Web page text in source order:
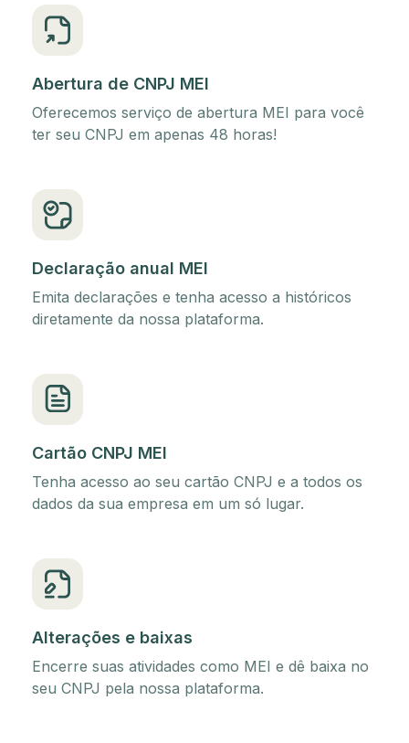
Abertura de CNPJ MEI
Oferecemos serviço de abertura MEI para você
ter seu CNPJ em apenas 48 horas!
Declaração anual MEI
Emita declarações e tenha acesso a históricos
diretamente da nossa plataforma.
Cartão CNPJ MEI
Tenha acesso ao seu cartão CNPJ e a todos os
dados da sua empresa em um só lugar.
Alterações e baixas
Encerre suas atividades como MEI e dê baixa no
seu CNPJ pela nossa plataforma.